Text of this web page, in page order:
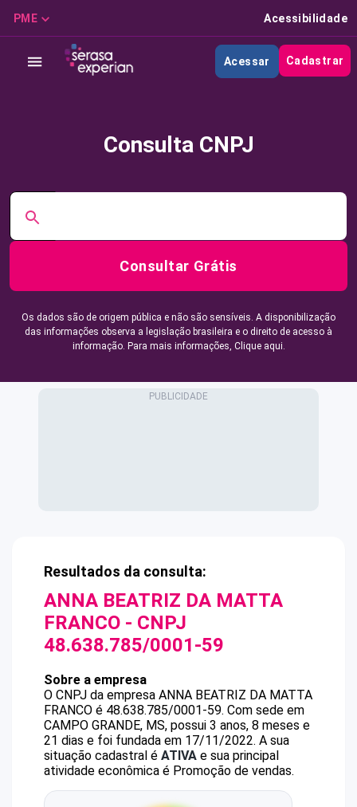
PME Acessibilidade
Acessar Cadastrar
Consulta CNPJ
Consultar Grátis
Os dados são de origem pública e não são sensíveis. A disponibilização
das informações observa a legislação brasileira e o direito de acesso à
informação. Para mais informações, Clique aqui.
Resultados da consulta:
ANNA BEATRIZ DA MATTA
FRANCO - CNPJ
48.638.785/0001-59
Sobre a empresa
O CNPJ da empresa ANNA BEATRIZ DA MATTA
FRANCO é 48.638.785/0001-59. Com sede em
CAMPO GRANDE, MS, possui 3 anos, 8 meses e
21 dias e foi fundada em 17/11/2022. A sua
situação cadastral é ATIVA e sua principal
atividade econômica é Promoção de vendas.